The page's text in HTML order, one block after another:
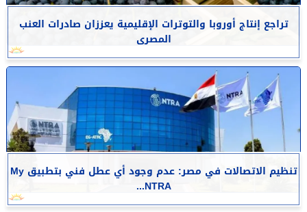
تراجع إنتاج أوروبا والتوترات الإقليمية يعززان صادرات العنب
المصرى
تنظيم الاتصالات في مصر: عدم وجود أي عطل فني بتطبيق My
NTRA...